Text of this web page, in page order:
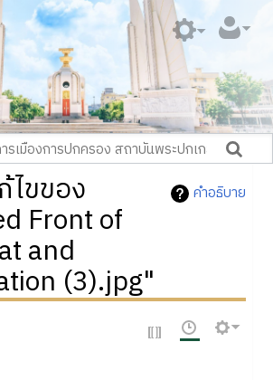
คำอธิบาย
ไขของ
Front of
and
(3).jpg"